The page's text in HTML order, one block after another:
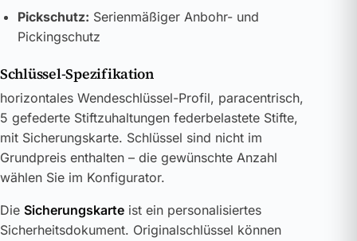
Pickschutz: Serienmäßiger Anbohr- und
Pickingschutz
Schlüssel-Spezifikation
horizontales Wendeschlüssel-Profil, paracentrisch,
5 gefederte Stiftzuhaltungen federbelastete Stifte,
mit Sicherungskarte. Schlüssel sind nicht im
Grundpreis enthalten – die gewünschte Anzahl
wählen Sie im Konfigurator.
Die Sicherungskarte ist ein personalisiertes
Sicherheitsdokument. Originalschlüssel können